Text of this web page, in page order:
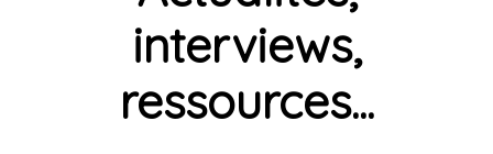
interviews,
ressources...